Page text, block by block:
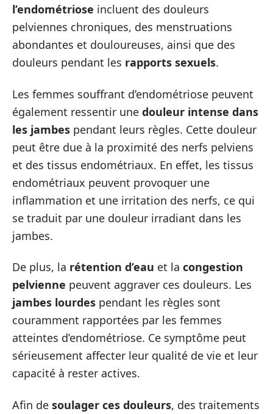
l’endométriose incluent des douleurs
pelviennes chroniques, des menstruations
abondantes et douloureuses, ainsi que des
douleurs pendant les rapports sexuels.
Les femmes souffrant d’endométriose peuvent
également ressentir une douleur intense dans
les jambes pendant leurs règles. Cette douleur
peut être due à la proximité des nerfs pelviens
et des tissus endométriaux. En effet, les tissus
endométriaux peuvent provoquer une
inflammation et une irritation des nerfs, ce qui
se traduit par une douleur irradiant dans les
jambes.
De plus, la rétention d’eau et la congestion
pelvienne peuvent aggraver ces douleurs. Les
jambes lourdes pendant les règles sont
couramment rapportées par les femmes
atteintes d’endométriose. Ce symptôme peut
sérieusement affecter leur qualité de vie et leur
capacité à rester actives.
Afin de soulager ces douleurs, des traitements